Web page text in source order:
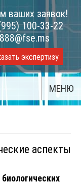
ваших заявок!
100-33-22
888@fse.ms
экспертизу
МЕНЮ
аспекты